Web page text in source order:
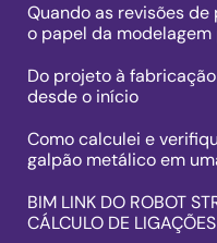
Quando as revisões
o papel da modelagem
Do projeto à
desde o início
Como calculei e
galpão metálico em
BIM LINK DO ROBOT
CÁLCULO DE